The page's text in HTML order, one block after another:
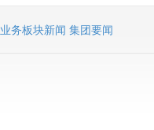
业务板块新闻 集团要闻